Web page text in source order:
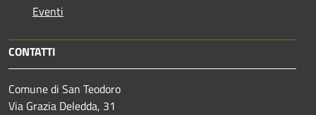
Eventi
CONTATTI
Comune di San Teodoro
Via Grazia Deledda, 31